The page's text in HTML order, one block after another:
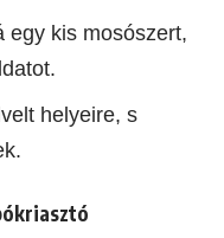
egy kis mosószert,
helyeire, s